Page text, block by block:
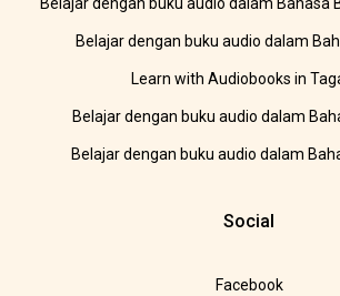
Belajar dengan buku audio dalam Bahasa
Belajar dengan buku audio dalam
Learn with Audiobooks in
Belajar dengan buku audio dalam
Belajar dengan buku audio dalam
Social
Facebook